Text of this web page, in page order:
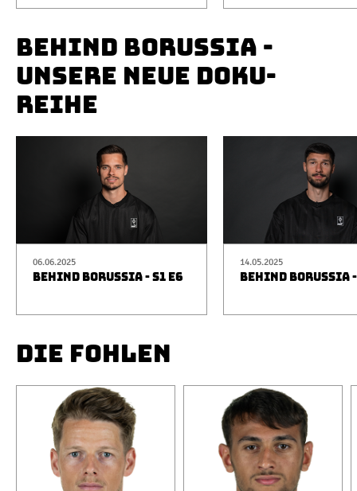
BEHIND BORUSSIA -
UNSERE NEUE DOKU-
REIHE
06.06.2025
BEHIND BORUSSIA - S1 E6
14.05.2025
BEHIND BORUSSIA
DIE FOHLEN